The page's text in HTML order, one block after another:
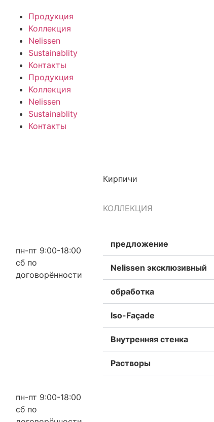
Продукция
Коллекция
Nelissen
Sustainablity
Контакты
Продукция
Коллекция
Nelissen
Sustainablity
Контакты
пн-пт 9:00-18:00
сб по
договорённости
пн-пт 9:00-18:00
сб по
Кирпичи
КОЛЛЕКЦИЯ
предложение
Nelissen эксклюзивный
обработка
Iso-Façade
Внутренняя стенка
Растворы